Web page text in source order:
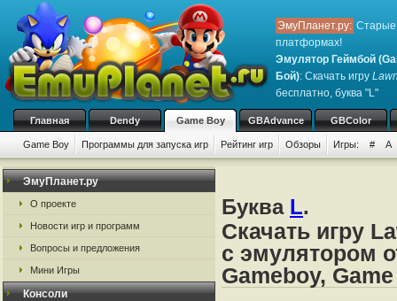
ЭмуПланет.ру: Старые
платформах!
Эмулятор Геймбой
Бой): Скачать игру
бесплатно, буква "L"
Главная Dendy Game Boy GBAdvance GBColor
Game Boy Программы для запуска игр Рейтинг игр Обзоры Игры: # A
ЭмуПланет.ру
О проекте
Новости игр и программ
Вопросы и предложения
Мини Игры
Консоли
Буква L.
Скачать игру
с эмулятором
Gameboy,